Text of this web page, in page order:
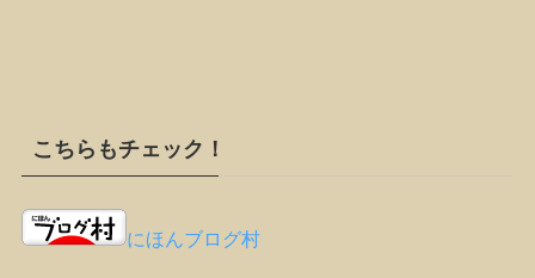
こちらもチェック！
にほんブログ村